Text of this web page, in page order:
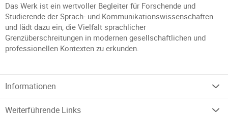
Das Werk ist ein wertvoller Begleiter für Forschende und
Studierende der Sprach- und Kommunikationswissenschaften
und lädt dazu ein, die Vielfalt sprachlicher
Grenzüberschreitungen in modernen gesellschaftlichen und
professionellen Kontexten zu erkunden.
Informationen
Weiterführende Links